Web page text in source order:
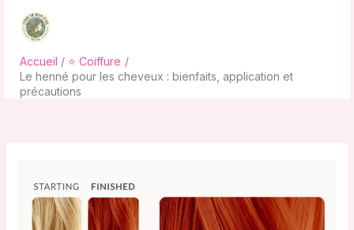
contenu
Accueil
⭐ Coiffure
Le henné pour les cheveux : bienfaits, application et
précautions